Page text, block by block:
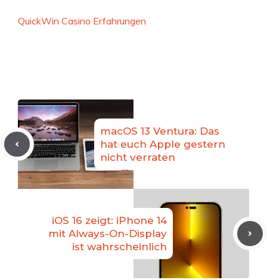
QuickWin Casino Erfahrungen
macOS 13 Ventura: Das
hat euch Apple gestern
nicht verraten
iOS 16 zeigt: iPhone 14
mit Always-On-Display
ist wahrscheinlich